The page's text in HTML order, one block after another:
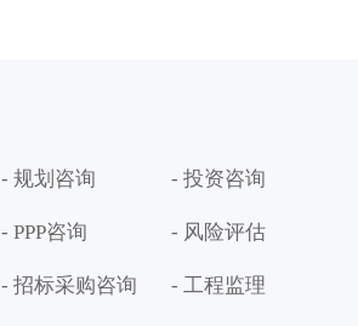
- 规划咨询 - 投资咨询
- PPP咨询 - 风险评估
- 招标采购咨询 - 工程监理